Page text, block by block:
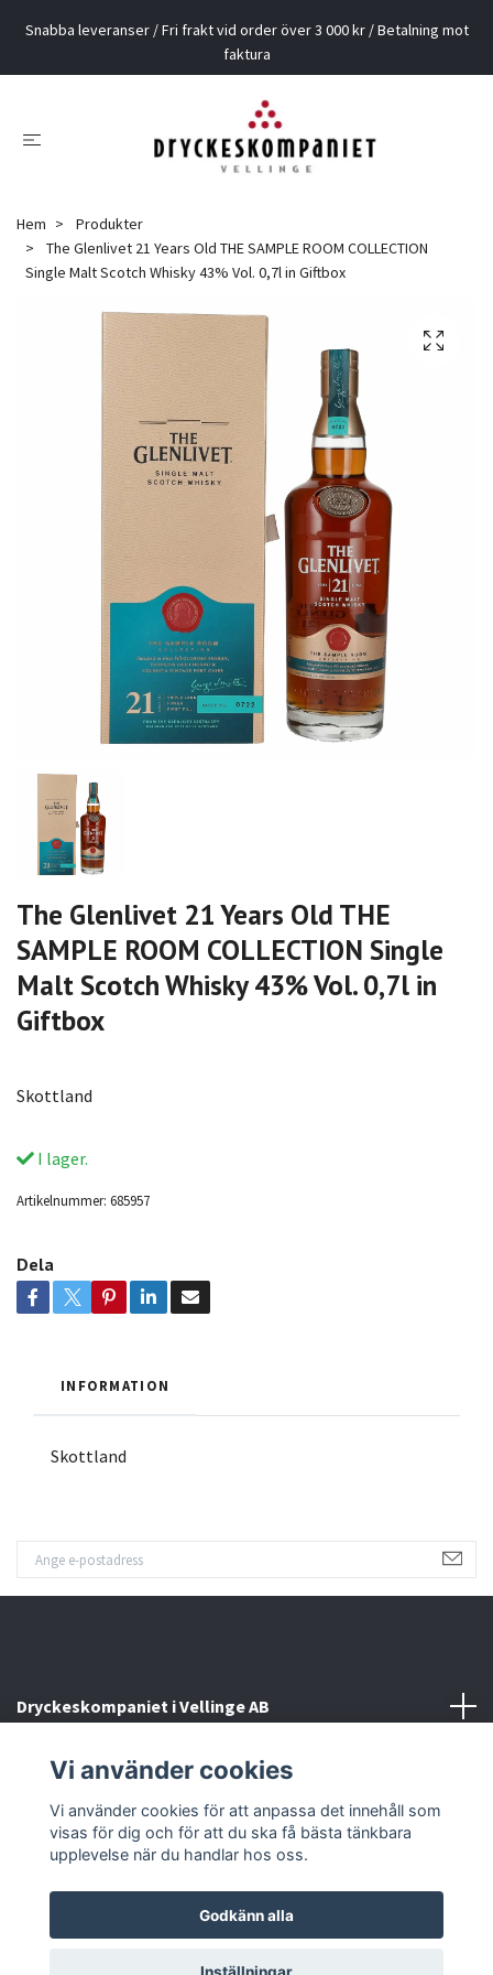
Snabba leveranser / Fri frakt vid order över 3 000 kr / Betalning mot
faktura
Hem
Produkter
The Glenlivet 21 Years Old THE SAMPLE ROOM COLLECTION
Single Malt Scotch Whisky 43% Vol. 0,7l in Giftbox
The Glenlivet 21 Years Old THE
SAMPLE ROOM COLLECTION Single
Malt Scotch Whisky 43% Vol. 0,7l in
Giftbox
Skottland
I lager.
Artikelnummer: 685957
Dela
INFORMATION
Skottland
Dryckeskompaniet i Vellinge AB
Kontakta oss
Sociala medier
© 2026 Dryckeskompaniet i Vellinge
Vi använder cookies
Vi använder cookies för att anpassa det innehåll som
visas för dig och för att du ska få bästa tänkbara
upplevelse när du handlar hos oss.
Godkänn alla